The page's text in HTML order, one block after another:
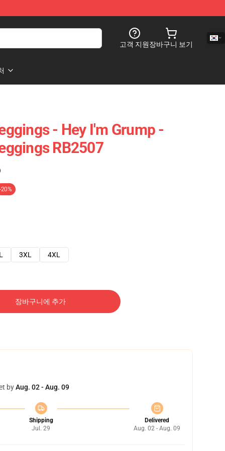
고객 지원장바구니 보기
- Hey I'm Grump -
RB2507
-20%
3XL 4XL
장바구니에 추가
byAug. 02 - Aug. 09
Shipping
Jul. 29
Delivered
Aug. 02 - Aug. 09